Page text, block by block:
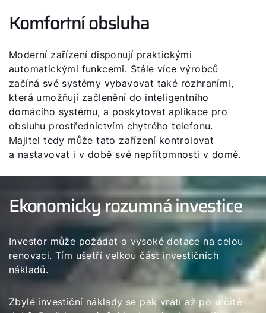
Komfortní obsluha
Moderní zařízení disponují praktickými
automatickými funkcemi. Stále více výrobců
začíná své systémy vybavovat také rozhraními,
která umožňují začlenění do inteligentního
domácího systému, a poskytovat aplikace pro
obsluhu prostřednictvím chytrého telefonu.
Majitel tedy může tato zařízení kontrolovat
a nastavovat i v době své nepřítomnosti v domě.
Ekonomicky rozumná investice
Investor může požádat o vysoké dotace na celou
renovaci. Tím ušetří velkou část investičních
nákladů.
Zbylé investiční náklady se pak vrátí až po určité